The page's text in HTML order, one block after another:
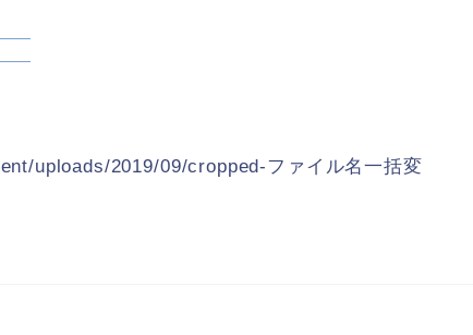
uploads/2019/09/cropped-ファイル名一括変